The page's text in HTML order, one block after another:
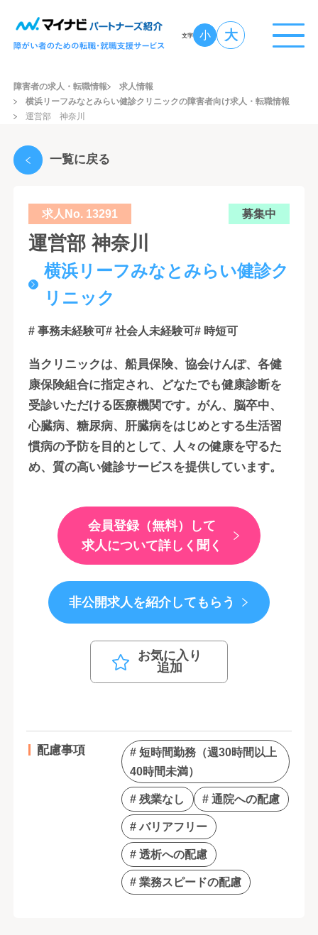
文字 小 大
障害者の求人・転職情報
求人情報
横浜リーフみなとみらい健診クリニックの障害者向け求人・転職情報
運営部 神奈川
一覧に戻る
求人No. 13291 募集中
運営部 神奈川
横浜リーフみなとみらい健診ク
リニック
# 事務未経験可# 社会人未経験可# 時短可
当クリニックは、船員保険、協会けんぽ、各健
康保険組合に指定され、どなたでも健康診断を
受診いただける医療機関です。がん、脳卒中、
心臓病、糖尿病、肝臓病をはじめとする生活習
慣病の予防を目的として、人々の健康を守るた
め、質の高い健診サービスを提供しています。
会員登録（無料）して
求人について詳しく聞く
非公開求人を紹介してもらう
お気に入り
追加
配慮事項
# 短時間勤務（週30時間以上
40時間未満）
# 残業なし # 通院への配慮
# バリアフリー
# 透析への配慮
# 業務スピードの配慮